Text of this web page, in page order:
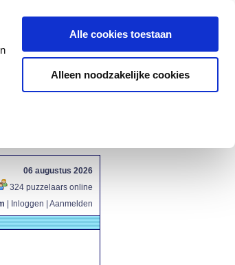
Alle cookies toestaan
Alleen noodzakelijke cookies
06 augustus 2026
324 puzzelaars online
Inloggen Aanmelden